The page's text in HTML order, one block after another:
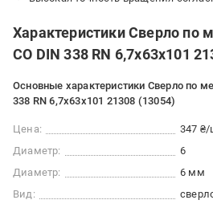
Характеристики Сверло по
CO DIN 338 RN 6,7х63х101
Основные характеристики Сверло по
338 RN 6,7х63х101 21308 (13054)
Цена:
347
Диаметр:
6
Диаметр:
6 мм
Вид: